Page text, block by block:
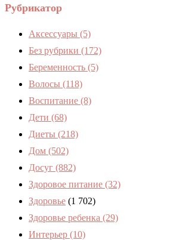
Рубрикатор
Аксессуары (5)
Без рубрики (172)
Беременность (5)
Волосы (118)
Воспитание (8)
Дети (68)
Диеты (218)
Дом (502)
Досуг (882)
Здоровое питание (32)
Здоровье (1 702)
Здоровье ребенка (29)
Интерьер (10)